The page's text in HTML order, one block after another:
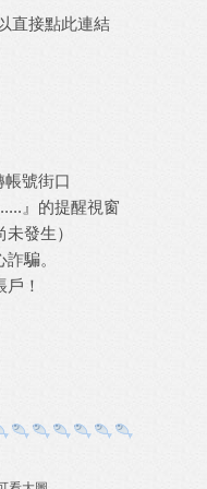
直接點此連結
號街口
』的提醒視窗
發生）
騙。
！